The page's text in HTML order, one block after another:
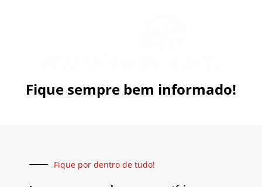
Fique sempre bem informado!
Fique por dentro de tudo!